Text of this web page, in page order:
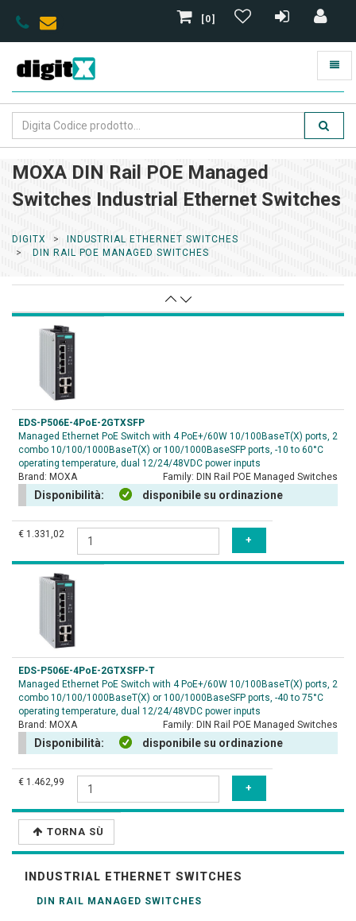
[0]
MOXA DIN Rail POE Managed
Switches Industrial Ethernet Switches
DIGITX
INDUSTRIAL ETHERNET SWITCHES
DIN RAIL POE MANAGED SWITCHES
EDS-P506E-4PoE-2GTXSFP
Managed Ethernet PoE Switch with 4 PoE+/60W 10/100BaseT(X) ports, 2
combo 10/100/1000BaseT(X) or 100/1000BaseSFP ports, -10 to 60°C
operating temperature, dual 12/24/48VDC power inputs
Brand: MOXA Family: DIN Rail POE Managed Switches
Disponibilità: disponibile su ordinazione
€ 1.331,02
EDS-P506E-4PoE-2GTXSFP-T
Managed Ethernet PoE Switch with 4 PoE+/60W 10/100BaseT(X) ports, 2
combo 10/100/1000BaseT(X) or 100/1000BaseSFP ports, -40 to 75°C
operating temperature, dual 12/24/48VDC power inputs
Brand: MOXA Family: DIN Rail POE Managed Switches
Disponibilità: disponibile su ordinazione
€ 1.462,99
TORNA SÙ
INDUSTRIAL ETHERNET SWITCHES
DIN RAIL MANAGED SWITCHES